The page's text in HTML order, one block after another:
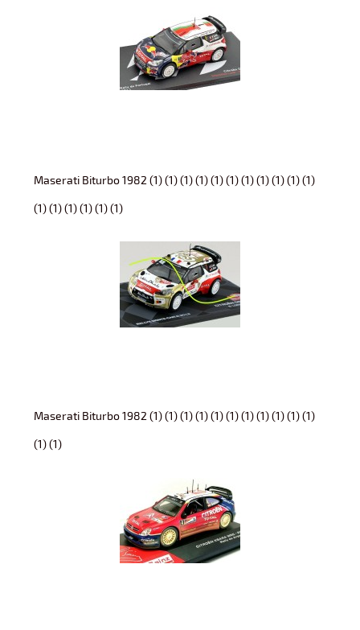
Maserati Biturbo 1982 (1) (1) (1) (1) (1) (1) (1) (1) (1) (1) (1)
(1) (1) (1) (1) (1) (1)
Maserati Biturbo 1982 (1) (1) (1) (1) (1) (1) (1) (1) (1) (1) (1)
(1) (1)